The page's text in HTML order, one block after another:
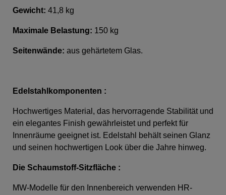
Gewicht: 41,8 kg
Maximale Belastung: 150 kg
Seitenwände: aus gehärtetem Glas.
Edelstahlkomponenten :
Hochwertiges Material, das hervorragende Stabilität und
ein elegantes Finish gewährleistet und perfekt für
Innenräume geeignet ist. Edelstahl behält seinen Glanz
und seinen hochwertigen Look über die Jahre hinweg.
Die Schaumstoff-Sitzfläche :
MW-Modelle für den Innenbereich verwenden HR-